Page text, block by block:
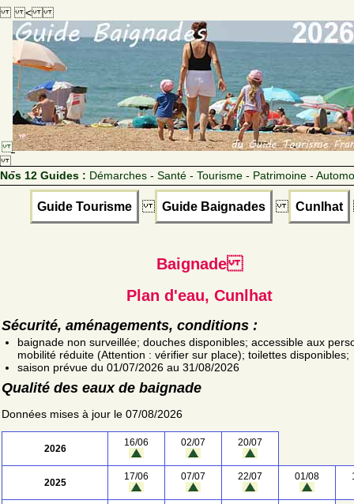
<
Nos 12 Guides : Démarches - Santé - Tourisme - Patrimoine -
Guide Tourisme Guide Baignades Cunlhat
Baignade
Plan d'eau, Cunlhat
Sécurité, aménagements, conditions :
baignade non surveillée; douches disponibles; accessible aux
mobilité réduite (Attention : vérifier sur place); toilettes disponibles;
saison prévue du 01/07/2026 au 31/08/2026
Qualité des eaux de baignade
Données mises à jour le 07/08/2026
2026
16/06 02/07 20/07
2025
17/06 07/07 22/07 01/08